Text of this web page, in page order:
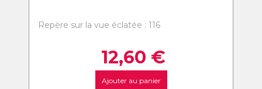
Repère sur la vue éclatée : 116
12,60 €
Ajouter au panier